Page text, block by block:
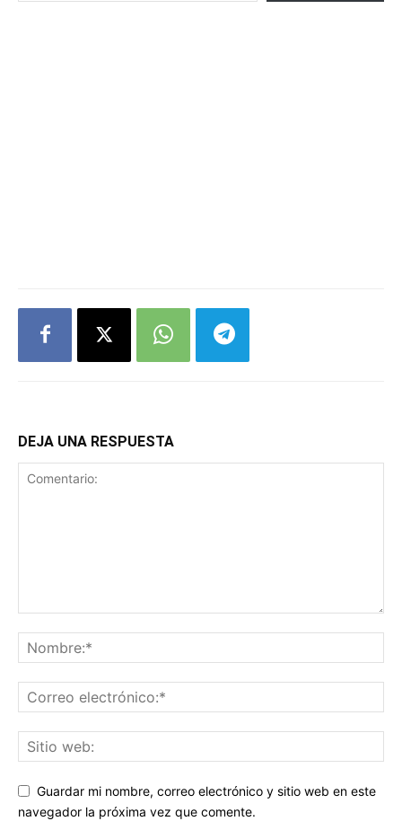
DEJA UNA RESPUESTA
Guardar mi nombre, correo electrónico y sitio web en este
navegador la próxima vez que comente.